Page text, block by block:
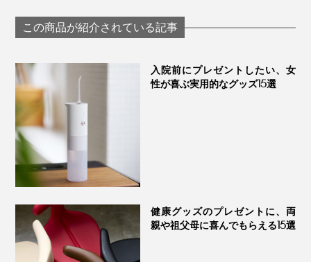
「モードボタン」を長押しすると、充電量が白ランプで3段階表示される。写真
パソコンやモバイルバッテリーからも充電できて、本体
は、片手で持てる、約265gの小ぶりサイズだから、家
の洗面台やお風呂場以外に、オフィスやジム、出張先で
も、気軽に持っていけます。
口腔洗浄器の初心者や、鏡を見ながら洗浄したい人は、
お風呂場での洗浄をおすすめします。
わたしの母（70代・やっとスマホに切り替えた機械ニガ
テ派）にも使ってもらいました。
最初こそ、ジェット水流の勢いに驚いていましたが、す
ぐに慣れて、洗面所で使いこなしていました。母による
と、
「歯医者さんの歯垢除去で、こういうジェット洗浄をや
ってもらうんだけど、冷たい水が歯にしみて、すごくイ
歯磨きジェル」
この商品が紹介されている記事
入院前にプレゼントしたい、女
性が喜ぶ実用的なグッズ15選
健康グッズのプレゼントに、両
親や祖父母に喜んでもらえる15選